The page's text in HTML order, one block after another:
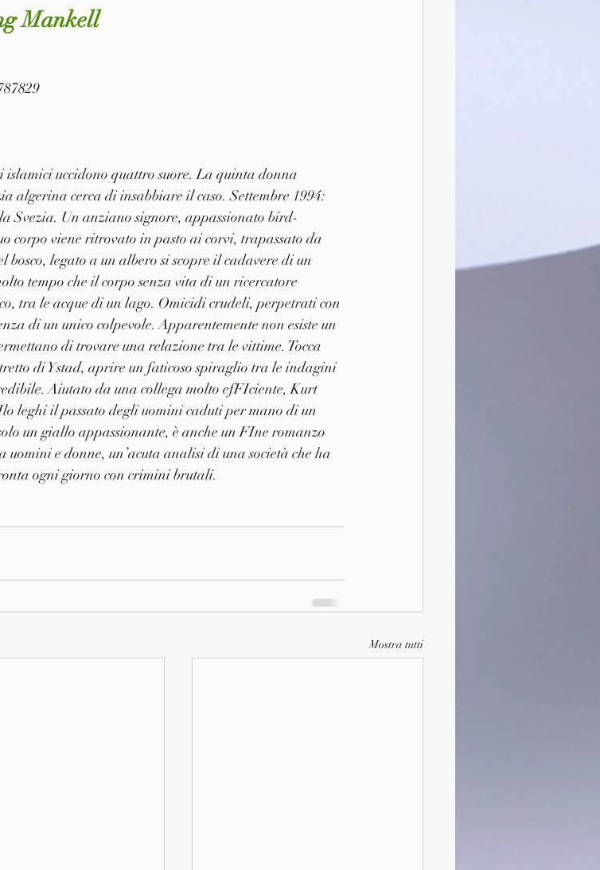
Mankell
uccidono quattro suore. La quinta donna
algerina cerca di insabbiare il caso. Settembre 1994:
Svezia. Un anziano signore, appassionato bird-
corpo viene ritrovato in pasto ai corvi, trapassato da
legato a un albero si scopre il cadavere di un
tempo che il corpo senza vita di un ricercatore
tra le acque di un lago. Omicidi crudeli, perpetrati con
di un unico colpevole. Apparentemente non esiste un
di trovare una relazione tra le vittime. Tocca
di Ystad, aprire un faticoso spiraglio tra le indagini
Aiutato da una collega molto efFIciente, Kurt
leghi il passato degli uomini caduti per mano di un
un giallo appassionante, è anche un FIne romanzo
e donne, un’acuta analisi di una società che ha
ogni giorno con crimini brutali.
Mostra tutti